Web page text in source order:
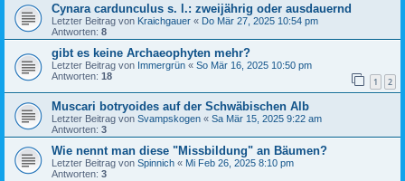
Cynara cardunculus s. l.: zweijährig oder ausdauernd
Letzter Beitrag von Kraichgauer « Do Mär 27, 2025 10:54 pm
Antworten: 8
gibt es keine Archaeophyten mehr?
Letzter Beitrag von Immergrün « So Mär 16, 2025 10:50 pm
Antworten: 18 1 2
Muscari botryoides auf der Schwäbischen Alb
Letzter Beitrag von Svampskogen « Sa Mär 15, 2025 9:22 am
Antworten: 3
Wie nennt man diese "Missbildung" an Bäumen?
Letzter Beitrag von Spinnich « Mi Feb 26, 2025 8:10 pm
Antworten: 3